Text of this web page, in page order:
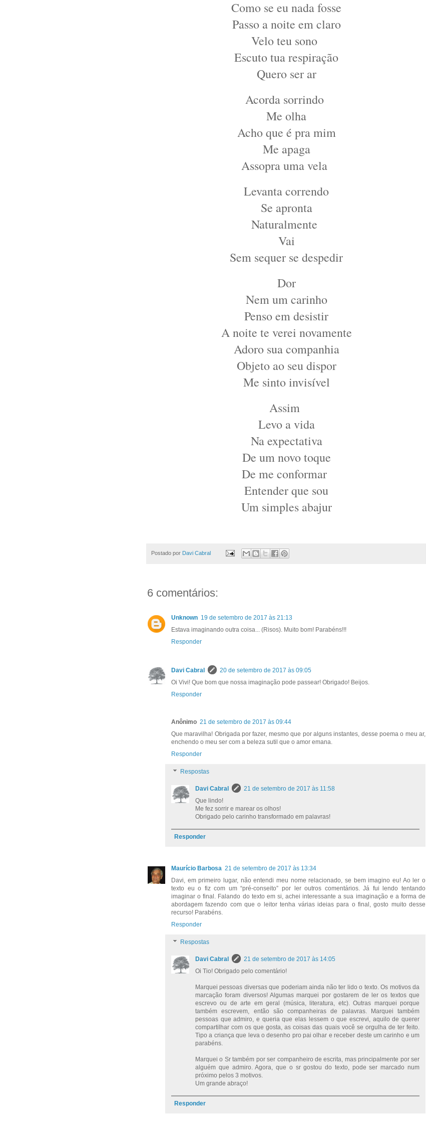
Como se eu nada fosse
Passo a noite em claro
Velo teu sono
Escuto tua respiração
Quero ser ar
Acorda sorrindo
Me olha
Acho que é pra mim
Me apaga
Assopra uma vela
Levanta correndo
Se apronta
Naturalmente
Vai
Sem sequer se despedir
Dor
Nem um carinho
Penso em desistir
A noite te verei novamente
Adoro sua companhia
Objeto ao seu dispor
Me sinto invisível
Assim
Levo a vida
Na expectativa
De um novo toque
De me conformar
Entender que sou
Um simples abajur
Postado por Davi Cabral
6 comentários:
Unknown 19 de setembro de 2017 às 21:13
Estava imaginando outra coisa... (Risos). Muito bom! Parabéns!!!
Responder
Davi Cabral
20 de setembro de 2017 às 09:05
Oi Vivi! Que bom que nossa imaginação pode passear! Obrigado! Beijos.
Responder
Anônimo 21 de setembro de 2017 às 09:44
Que maravilha! Obrigada por fazer, mesmo que por alguns instantes, desse poema o meu ar,
enchendo o meu ser com a beleza sutil que o amor emana.
Responder
Respostas
Davi Cabral
21 de setembro de 2017 às 11:58
Que lindo!
Me fez sorrir e marear os olhos!
Obrigado pelo carinho transformado em palavras!
Responder
Maurício Barbosa 21 de setembro de 2017 às 13:34
Davi, em primeiro lugar, não entendi meu nome relacionado, se bem imagino eu! Ao ler o
texto eu o fiz com um “pré-conseito” por ler outros comentários. Já fui lendo tentando
imaginar o final. Falando do texto em si, achei interessante a sua imaginação e a forma de
abordagem fazendo com que o leitor tenha várias ideias para o final, gosto muito desse
recurso! Parabéns.
Responder
Respostas
Davi Cabral
21 de setembro de 2017 às 14:05
Oi Tio! Obrigado pelo comentário!
Marquei pessoas diversas que poderiam ainda não ter lido o texto. Os motivos da
marcação foram diversos! Algumas marquei por gostarem de ler os textos que
escrevo ou de arte em geral (música, literatura, etc). Outras marquei porque
também escrevem, então são companheiras de palavras. Marquei também
pessoas que admiro, e queria que elas lessem o que escrevi, aquilo de querer
compartilhar com os que gosta, as coisas das quais você se orgulha de ter feito.
Tipo a criança que leva o desenho pro pai olhar e receber deste um carinho e um
parabéns.
Marquei o Sr também por ser companheiro de escrita, mas principalmente por ser
alguém que admiro. Agora, que o sr gostou do texto, pode ser marcado num
próximo pelos 3 motivos.
Um grande abraço!
Responder